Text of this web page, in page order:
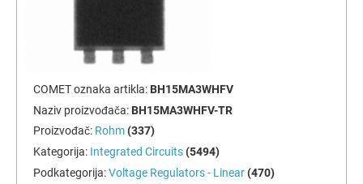
COMET oznaka artikla: BH15MA3WHFV
Naziv proizvođača: BH15MA3WHFV-TR
Proizvođač: Rohm (337)
Kategorija: Integrated Circuits (5494)
Podkategorija:Voltage Regulators - Linear (470)